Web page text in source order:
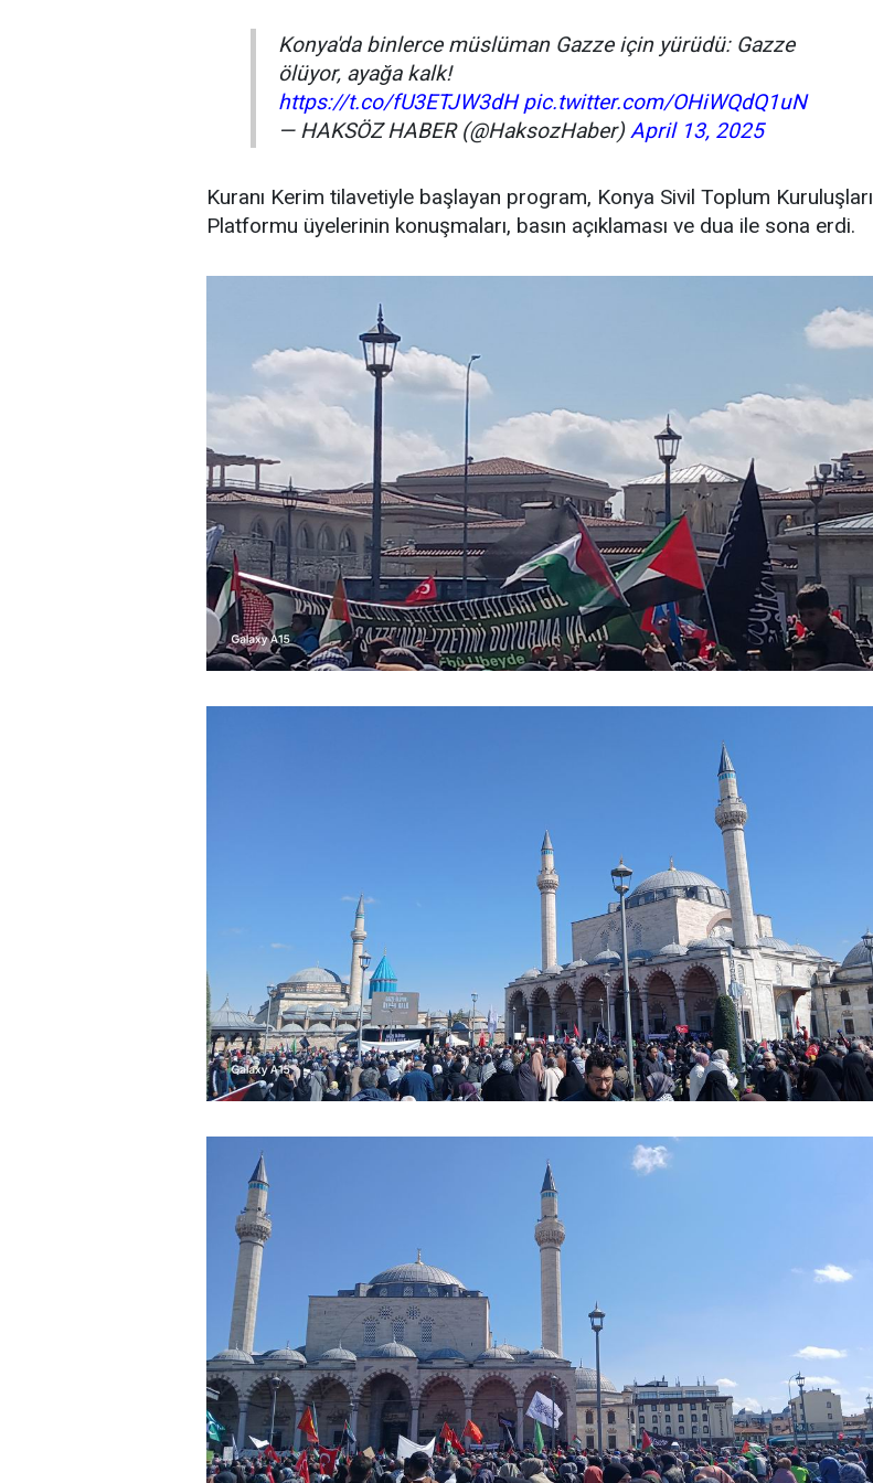
Konya'da binlerce müslüman Gazze için yürüdü: Gazze
ölüyor, ayağa kalk!
https://t.co/fU3ETJW3dH pic.twitter.com/OHiWQdQ1uN
— HAKSÖZ HABER (@HaksozHaber)April 13, 2025
Kuranı Kerim tilavetiyle başlayan program, Konya Sivil Toplum Kuruluşları
Platformu üyelerinin konuşmaları, basın açıklaması ve dua ile sona erdi.